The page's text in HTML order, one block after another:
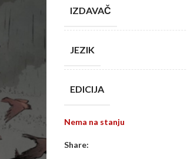
IZDAVAČ
JEZIK
EDICIJA
Nema na stanju
Share: